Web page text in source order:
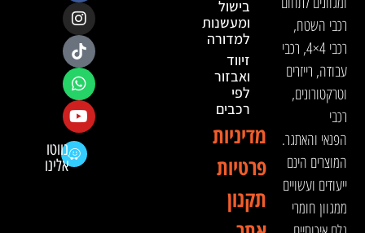
רכבי השטח,
רכבי 4×4, רכבי
עבודה, רייזרים
וטרקטורונים,
רכבי
הפנאי והאתגר.
המוצרים הינם
ייעודים ועשויים
ממגוון חומרי
בישול
ומעשנות
למדורה
זיווד
ואבזור
לפי
רכבים
מדיניות
פרטיות
תקנון
נווטו
אלינו